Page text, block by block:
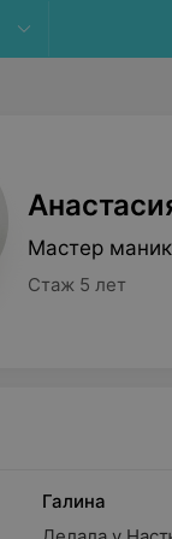
Мастер
Стаж 5 лет
Галина